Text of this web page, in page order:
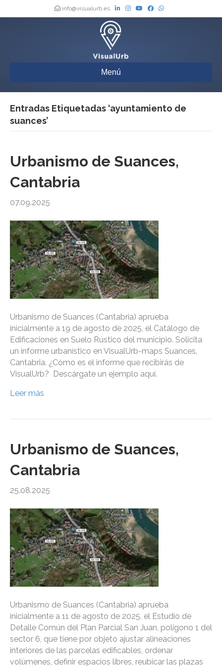
info@visualurb.es
Menú
Entradas Etiquetadas ‘ayuntamiento de
suances’
Urbanismo de Suances,
Cantabria
07.09.2025
Urbanismo de Suances (Cantabria) aprueba
inicialmente a 19 de agosto de 2025, el Catálogo de
Edificaciones en Suelo Rústico del municipio. Solicita
un informe urbanístico en VisualUrb-maps Suances,
Cantabria. ¿Cómo es el informe que recibirás de
VisualUrb? Descárgate un ejemplo aquí.
Leer más
Urbanismo de Suances,
Cantabria
25.08.2025
Urbanismo de Suances (Cantabria) aprueba
inicialmente a 11 de agosto de 2025, el Estudio de
Detalle Común del Plan Parcial San Juan, polígono 1 del
sector 6, que tiene por objeto ajustar alineaciones
interiores de las parcelas edificables, ordenar
volúmenes, definir espacios libres, reubicar las plazas